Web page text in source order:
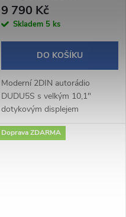
9 790 Kč
Skladem 5 ks
DO KOŠÍKU
Moderní 2DIN autorádio
DUDU5S s velkým 10,1"
dotykovým displejem
1280×720 px a praktickým
otočným potenciometrem
Doprava ZDARMA